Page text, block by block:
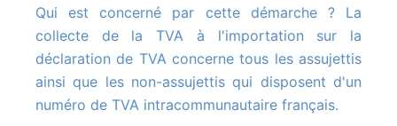
Qui est concerné par cette démarche ? La
collecte de la TVA à l'importation sur la
déclaration de TVA concerne tous les assujettis
ainsi que les non-assujettis qui disposent d'un
numéro de TVA intracommunautaire français.